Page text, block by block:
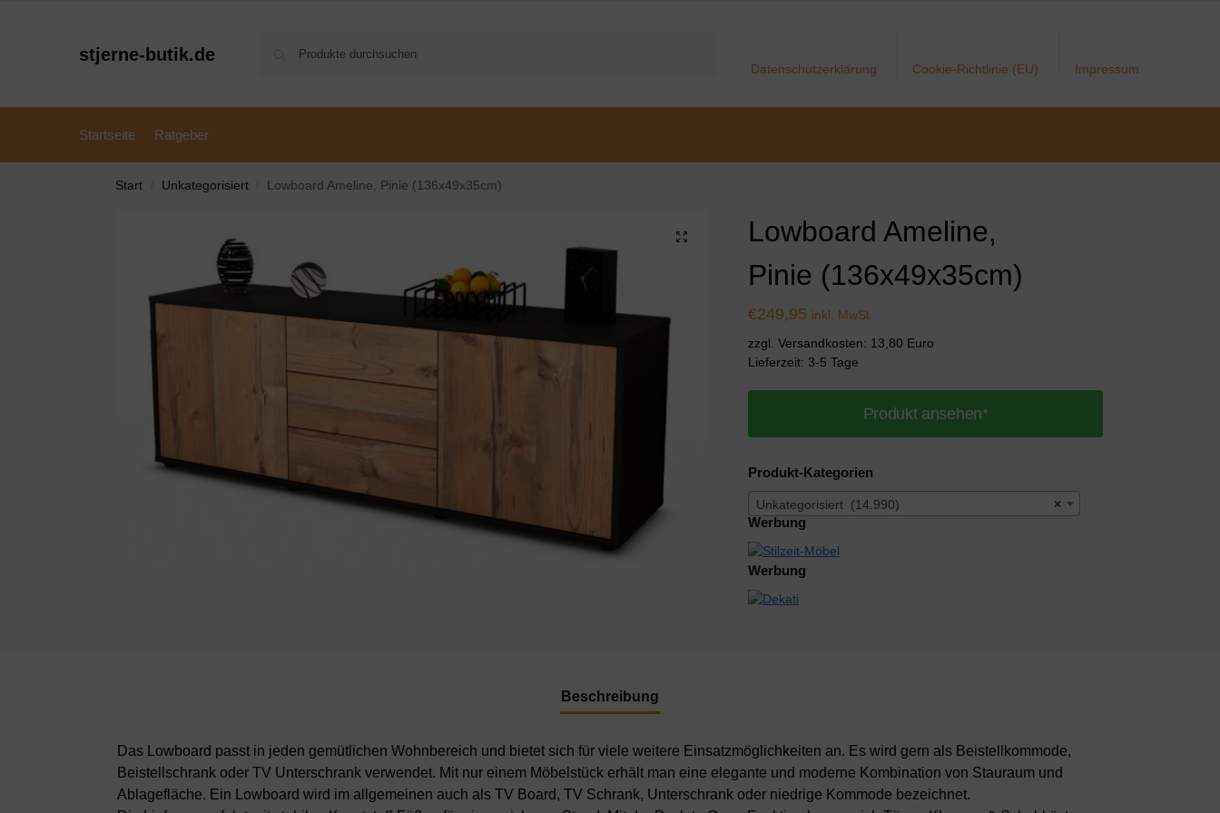
stjerne-butik.de
Datenschutzerklärung Cookie-Richtlinie (EU) Impressum
Startseite Ratgeber
Start Unkategorisiert Lowboard Ameline, Pinie (136x49x35cm)
Lowboard Ameline,
Pinie (136x49x35cm)
€249,95 inkl. MwSt.
zzgl. Versandkosten: 13,80 Euro
Lieferzeit: 3-5 Tage
Produkt ansehen*
Produkt-Kategorien
×
Unkategorisiert (14.990)
Werbung
Werbung
Beschreibung
Das Lowboard passt in jeden gemütlichen Wohnbereich und bietet sich für viele weitere Einsatzmöglichkeiten an. Es wird gern als Beistellkommode,
Beistellschrank oder TV Unterschrank verwendet. Mit nur einem Möbelstück erhält man eine elegante und moderne Kombination von Stauraum und
Ablagefläche. Ein Lowboard wird im allgemeinen auch als TV Board, TV Schrank, Unterschrank oder niedrige Kommode bezeichnet.